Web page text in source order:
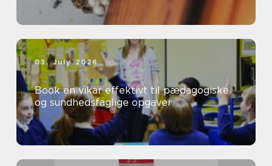
03. July 2026
Book en vikar effektivt til pædagogiske
og sundhedsfaglige opgaver